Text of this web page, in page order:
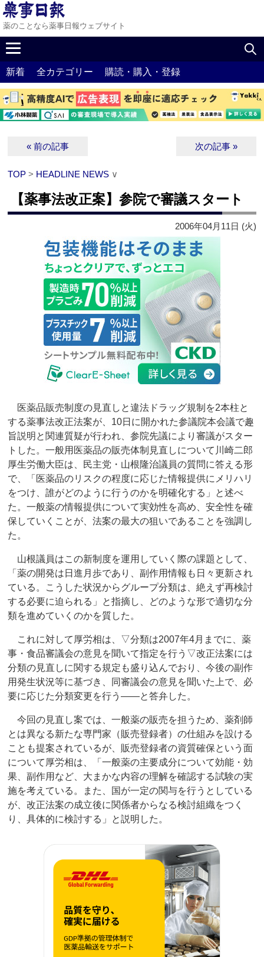
薬のことなら薬事日報ウェブサイト
新着 全カテゴリー 購読・購入・登録
« 前の記事 次の記事 »
TOP > HEADLINE NEWS ∨
【薬事法改正案】参院で審議スタート
2006年04月11日 (火)
医薬品販売制度の見直しと違法ドラッグ規制を2本柱と
する薬事法改正法案が、10日に開かれた参議院本会議で趣
旨説明と関連質疑が行われ、参院先議により審議がスター
トした。一般用医薬品の販売体制見直しについて川崎二郎
厚生労働大臣は、民主党・山根隆治議員の質問に答える形
で、「医薬品のリスクの程度に応じた情報提供にメリハリ
をつけ、誰がどのように行うのかを明確化する」と述べ
た。一般薬の情報提供について実効性を高め、安全性を確
保していくことが、法案の最大の狙いであることを強調し
た。
山根議員はこの新制度を運用していく際の課題として、
「薬の開発は日進月歩であり、副作用情報も日々更新され
ている。こうした状況からグループ分類は、絶えず再検討
する必要に迫られる」と指摘し、どのような形で適切な分
類を進めていくのかを質した。
これに対して厚労相は、▽分類は2007年4月までに、薬
事・食品審議会の意見を聞いて指定を行う▽改正法案には
分類の見直しに関する規定も盛り込んでおり、今後の副作
用発生状況等に基づき、同審議会の意見を聞いた上で、必
要に応じた分類変更を行う――と答弁した。
今回の見直し案では、一般薬の販売を担うため、薬剤師
とは異なる新たな専門家（販売登録者）の仕組みを設ける
ことも提案されているが、販売登録者の資質確保という面
について厚労相は、「一般薬の主要成分について効能・効
果、副作用など、大まかな内容の理解を確認する試験の実
施を考えている。また、国が一定の関与を行うとしている
が、改正法案の成立後に関係者からなる検討組織をつく
り、具体的に検討する」と説明した。